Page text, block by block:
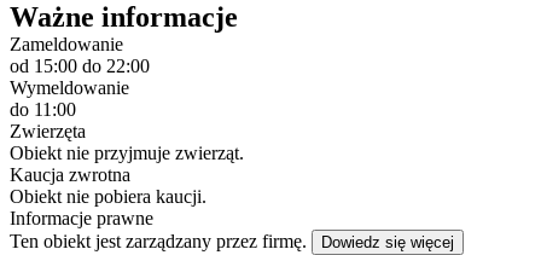
Ważne informacje
Zameldowanie
od 15:00 do 22:00
Wymeldowanie
do 11:00
Zwierzęta
Obiekt nie przyjmuje zwierząt.
Kaucja zwrotna
Obiekt nie pobiera kaucji.
Informacje prawne
Ten obiekt jest zarządzany przez firmę.
Dowiedz się więcej